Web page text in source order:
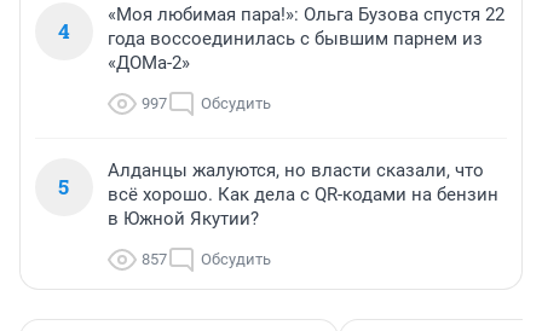
4
«Моя любимая пара!»: Ольга Бузова спустя 22
года воссоединилась с бывшим парнем из
«ДОМа-2»
997 Обсудить
5
Алданцы жалуются, но власти сказали, что
всё хорошо. Как дела с QR-кодами на бензин
в Южной Якутии?
857 Обсудить